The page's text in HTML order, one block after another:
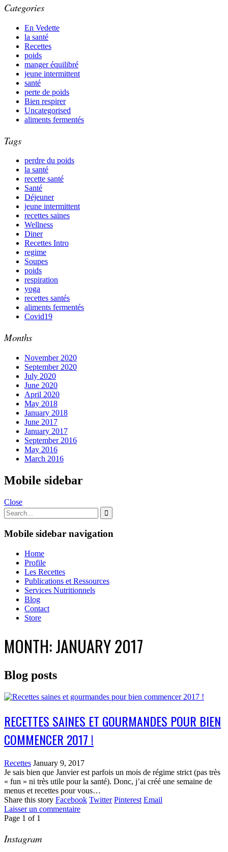
Categories
En Vedette
la santé
Recettes
poids
manger équilibré
jeune intermittent
santé
perte de poids
Bien respirer
Uncategorised
aliments fermentés
Tags
perdre du poids
la santé
recette santé
Santé
Déjeuner
jeune intermittent
recettes saines
Wellness
Diner
Recettes Intro
regime
Soupes
poids
respiration
yoga
recettes santés
aliments fermentés
Covid19
Months
November 2020
September 2020
July 2020
June 2020
April 2020
May 2018
January 2018
June 2017
January 2017
September 2016
May 2016
March 2016
Mobile sidebar
Close
Mobile sidebar navigation
Home
Profile
Les Recettes
Publications et Ressources
Services Nutritionnels
Blog
Contact
Store
MONTH:JANUARY 2017
Blog posts
RECETTES SAINES ET GOURMANDES POUR BIEN
COMMENCER 2017 !
Recettes January 9, 2017
Je sais bien que Janvier est parfois un mois de régime strict (pas très
« fun » ni très utile pour la santé). Donc, j’ai créé une semaine de
menus et recettes pour vous…
Share this story Facebook Twitter Pinterest Email
Laisser un commentaire
Page 1 of 1
Instagram